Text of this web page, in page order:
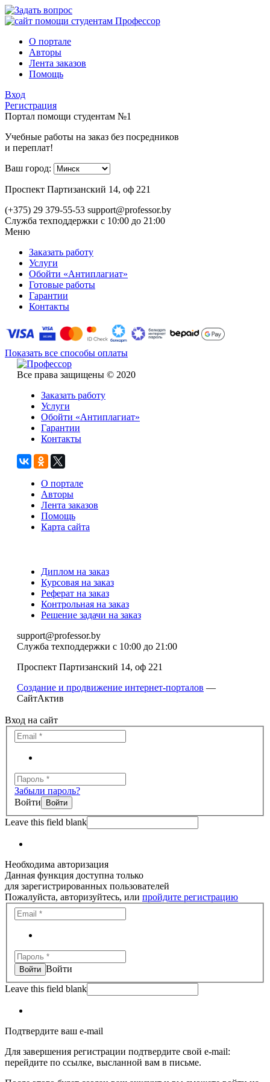
О портале
Авторы
Лента заказов
Помощь
Вход
Регистрация
Портал помощи студентам №1
Учебные работы на заказ без посредников
и переплат!
Ваш город:
Проспект Партизанский 14, оф 221
(+375) 29 379-55-53 support@professor.by
Служба техподдержки с 10:00 до 21:00
Меню
Заказать работу
Услуги
Обойти «Антиплагиат»
Готовые работы
Гарантии
Контакты
Показать все способы оплаты
Все права защищены © 2020
Заказать работу
Услуги
Обойти «Антиплагиат»
Гарантии
Контакты
О портале
Авторы
Лента заказов
Помощь
Карта сайта
Диплом на заказ
Курсовая на заказ
Реферат на заказ
Контрольная на заказ
Решение задачи на заказ
support@professor.by
Служба техподдержки с 10:00 до 21:00
Проспект Партизанский 14, оф 221
Создание и продвижение интернет-порталов —
СайтАктив
Вход на сайт
Забыли пароль?
Войти
Leave this field blank
Необходима авторизация
Данная функция доступна только
для зарегистрированных пользователей
Пожалуйста, авторизуйтесь, или пройдите регистрацию
Войти
Leave this field blank
Подтвердите ваш e-mail
Для завершения регистрации подтвердите свой e-mail:
перейдите по ссылке, высланной вам в письме.